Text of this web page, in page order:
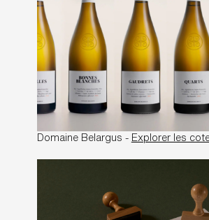
Domaine Belargus - Explorer les